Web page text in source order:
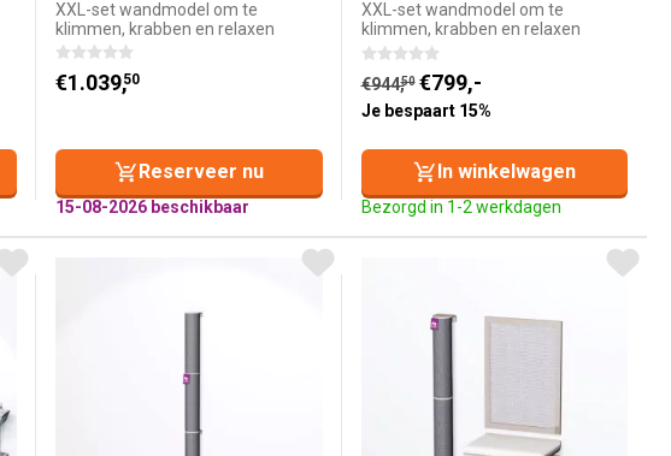
XXL-set wandmodel om te
klimmen, krabben en relaxen
€1.039,50
15-08-2026 beschikbaar
Reserveer nu
XXL-set wandmodel om te
klimmen, krabben en relaxen
€944,50
Oorspronkelijke prijs was:
€799,-
Huidige prijs is: €799,-.
Je bespaart 15%
Bezorgd in 1-2 werkdagen
In winkelwagen